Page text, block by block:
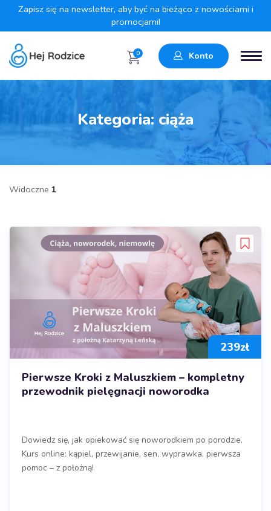
Zapisz się na newsletter, aby być na bieżąco z nowościami i
promocjami!
0 Konto
Kategoria: ciąża
Widoczne 1
239zł
Pierwsze Kroki z Maluszkiem – kompletny
przewodnik pielęgnacji noworodka
Dowiedz się, jak opiekować się noworodkiem po porodzie.
Kurs online: kąpiel, przewijanie, sen, wyprawka, pierwsza
pomoc – z położną!